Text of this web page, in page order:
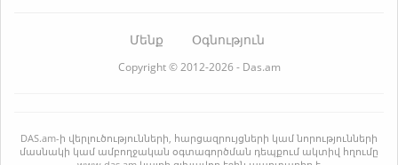
Մենք Օգնություն
Copyright © 2012-2026 - Das.am
DAS.am-ի վերլուծությունների, հարցազրույցների կամ նորությունների
մասնակի կամ ամբողջական օգտագործման դեպքում ակտիվ հղումը